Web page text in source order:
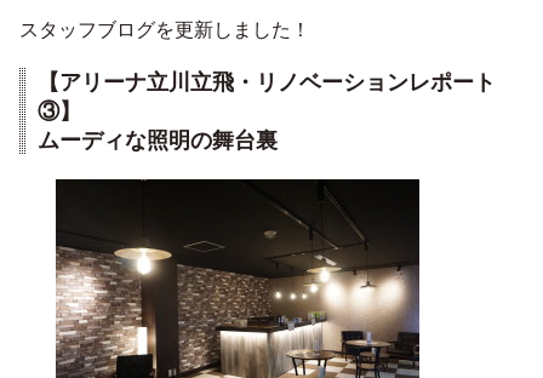
スタッフブログを更新しました！
【アリーナ立川立飛・リノベーションレポート
③】
ムーディな照明の舞台裏